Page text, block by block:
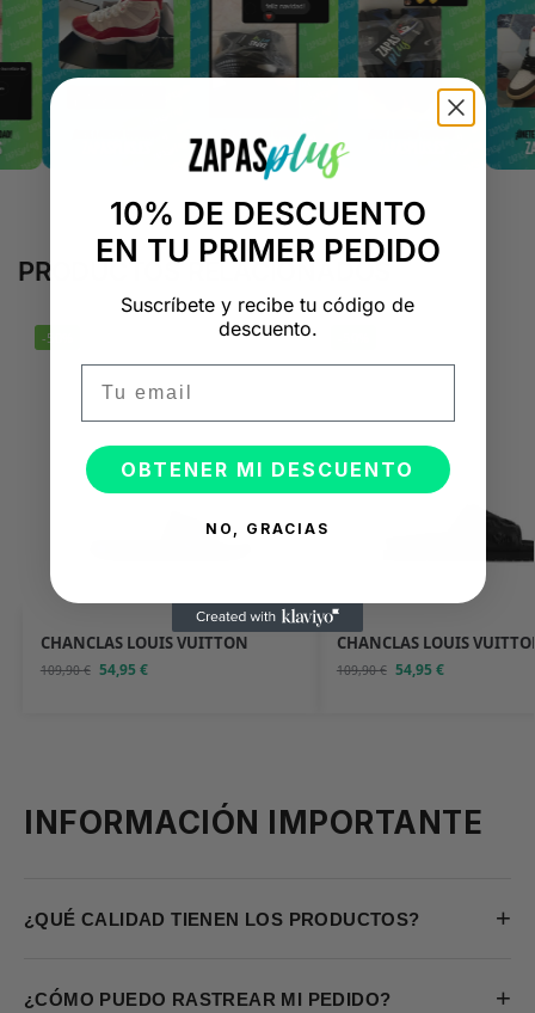
PRODUCTOS RELACIONADOS
-50%
CHANCLAS LOUIS VUITTON
109,90€ 54,95€
CHANCLAS LOUIS
109,90€ 54,95€
INFORMACIÓN IMPORTANTE
¿QUÉ CALIDAD TIENEN LOS PRODUCTOS? +
¿CÓMO PUEDO RASTREAR MI PEDIDO? +
10% DE DESCUENTO
EN TU PRIMER PEDIDO
Suscríbete y recibe tu código de
descuento.
OBTENER MI DESCUENTO
NO, GRACIAS